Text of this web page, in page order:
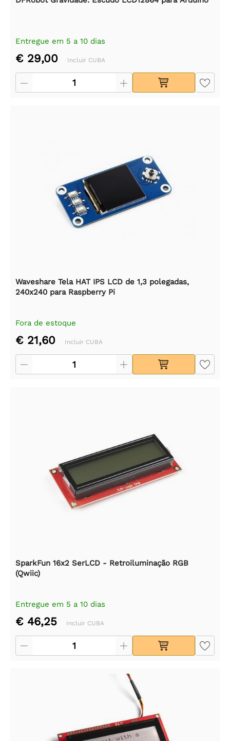
Entregue em 5 a 10 dias
€ 29,00 Incluir CUBA
Waveshare Tela HAT IPS LCD de 1,3 polegadas,
240x240 para Raspberry Pi
Fora de estoque
€ 21,60 Incluir CUBA
SparkFun 16x2 SerLCD - Retroiluminação RGB
(Qwiic)
Entregue em 5 a 10 dias
€ 46,25 Incluir CUBA